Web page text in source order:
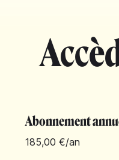
Abonnement
185,00 €/an